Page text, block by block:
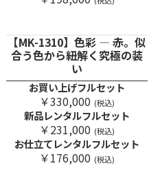
【MK-1310】色彩 ― 赤。似
合う色から紐解く究極の装
い
お買い上げフルセット
￥330,000 (税込)
新品レンタルフルセット
￥231,000 (税込)
お仕立てレンタルフルセット
￥176,000 (税込)